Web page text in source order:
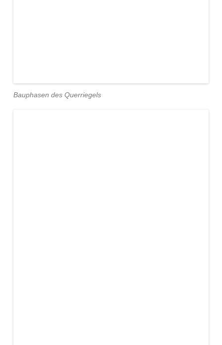
Bauphasen des Querriegels